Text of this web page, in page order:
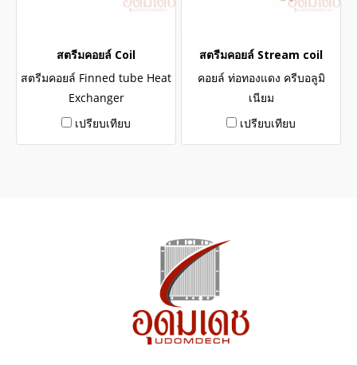
สตรีมคอยล์ Coil
สตรีมคอยล์ Finned tube Heat
Exchanger
เปรียบเทียบ
สตรีมคอยล์ Stream coil
คอยล์ ท่อทองแดง ครีบอลูมิ
เนียม
เปรียบเทียบ